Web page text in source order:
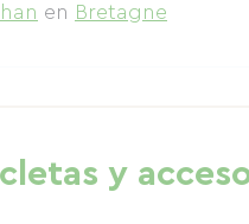
en Bretagne
y